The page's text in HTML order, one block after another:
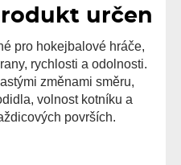
určen
pro hokejbalové hráče,
rychlosti a odolnosti.
změnami směru,
volnost kotníku a
površích.